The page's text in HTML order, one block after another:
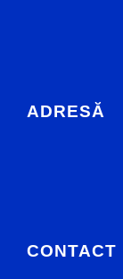
ADRESĂ
CONTACT